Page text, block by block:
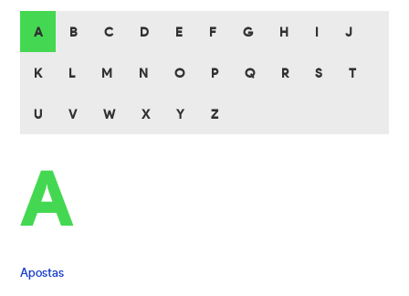
A B C D E F G H J
K L M N O P Q R S T
U V W X Y Z
A
Apostas